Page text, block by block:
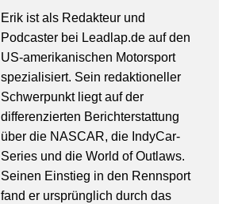
Erik ist als Redakteur und
Podcaster bei Leadlap.de auf den
US-amerikanischen Motorsport
spezialisiert. Sein redaktioneller
Schwerpunkt liegt auf der
differenzierten Berichterstattung
über die NASCAR, die IndyCar-
Series und die World of Outlaws.
Seinen Einstieg in den Rennsport
fand er ursprünglich durch das